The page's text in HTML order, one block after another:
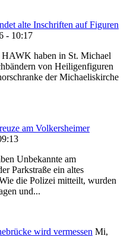
alte Inschriften auf Figuren
- 10:17
HAWK haben in St. Michael
von Heiligenfiguren
der Michaeliskirche
am Volkersheimer
Unbekannte am
Parkstraße ein altes
die Polizei mitteilt, wurden
und...
wird vermessen Mi,